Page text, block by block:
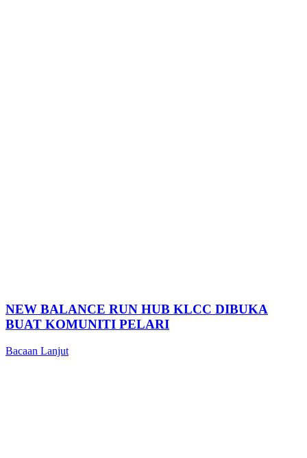
NEW BALANCE RUN HUB KLCC DIBUKA
BUAT KOMUNITI PELARI
Bacaan Lanjut